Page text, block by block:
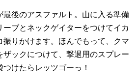
最後のアスファルト。山に入る準備
ーブとネックゲイターをつけてイカ
振りかけます。ほんでもって、クマ
ザックにつけて、撃退用のスプレー
けたらレッツゴーっ！